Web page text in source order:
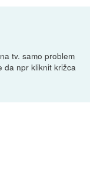
tv. samo problem
da npr kliknit križca